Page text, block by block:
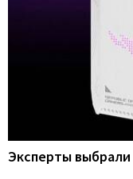
Эксперты